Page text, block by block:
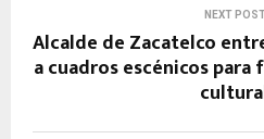
NEXT
Alcalde de Zacatelco
a cuadros escénicos